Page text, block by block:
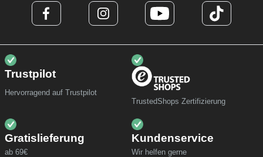
Trustpilot
Hervorragend auf Trustpilot
TrustedShops Zertifizierung
Gratislieferung
ab 69€
Kundenservice
Wir helfen gerne